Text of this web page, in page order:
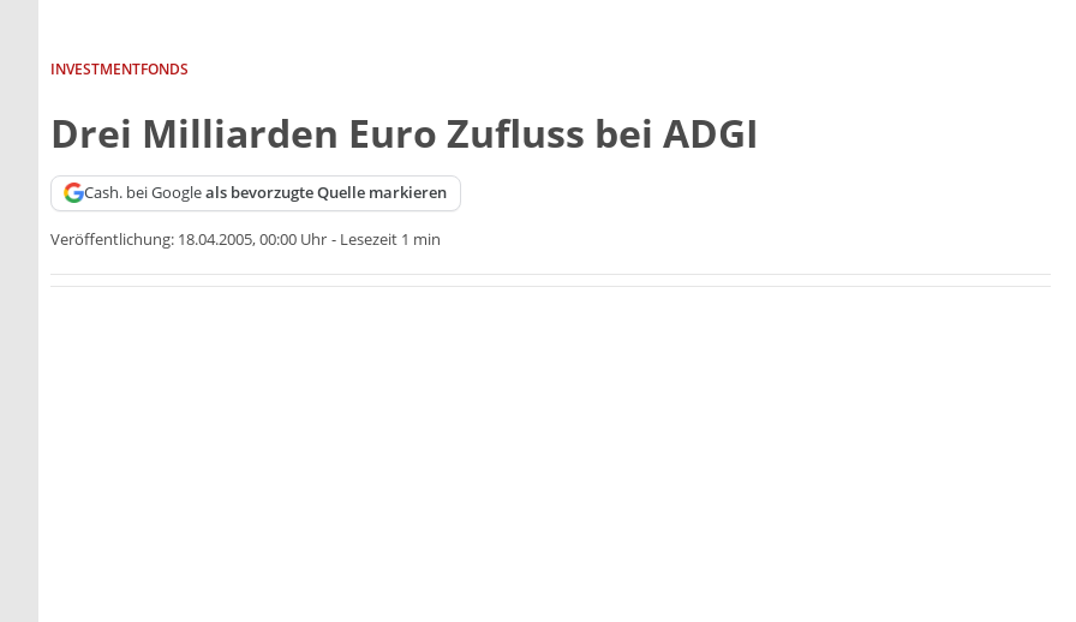
INVESTMENTFONDS
Drei Milliarden Euro Zufluss bei ADGI
Cash. bei Googleals bevorzugte Quelle markieren
Veröffentlichung: 18.04.2005, 00:00 Uhr - Lesezeit 1 min